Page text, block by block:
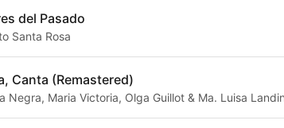
del Pasado
Santa Rosa
Canta (Remastered)
Negra, Maria Victoria, Olga Guillot & Ma. Luisa